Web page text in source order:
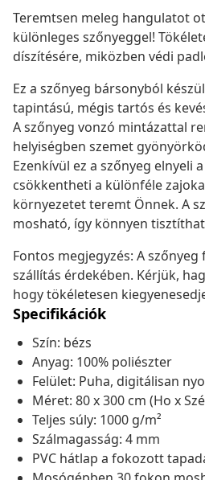
Teremtsen meleg hangulatot
különleges szőnyeggel!
díszítésére, miközben védi
Ez a szőnyeg bársonyból
tapintású, mégis tartós és
A szőnyeg vonzó mintázattal
helyiségben szemet
Ezenkívül ez a szőnyeg elnyeli
csökkentheti a különféle
környezetet teremt Önnek. A
mosható, így könnyen
Fontos megjegyzés: A
szállítás érdekében. Kérjük,
hogy tökéletesen
Specifikációk
Szín: bézs
Anyag: 100% poliészter
Felület: Puha, digitálisan
Méret: 80 x 300 cm (Ho x
Teljes súly: 1000 g/m²
Szálmagasság: 4 mm
PVC hátlap a fokozott